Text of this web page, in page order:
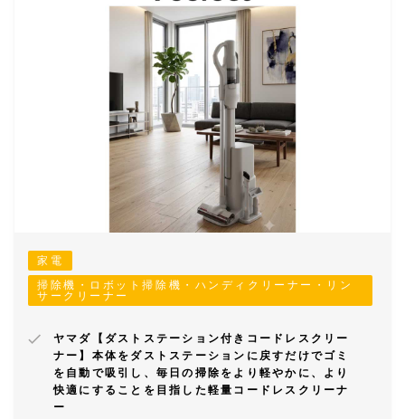
家電
掃除機・ロボット掃除機・ハンディクリーナー・リン
サークリーナー
ヤマダ【ダストステーション付きコードレスクリー
ナー】本体をダストステーションに戻すだけでゴミ
を自動で吸引し、毎日の掃除をより軽やかに、より
快適にすることを目指した軽量コードレスクリーナ
ー